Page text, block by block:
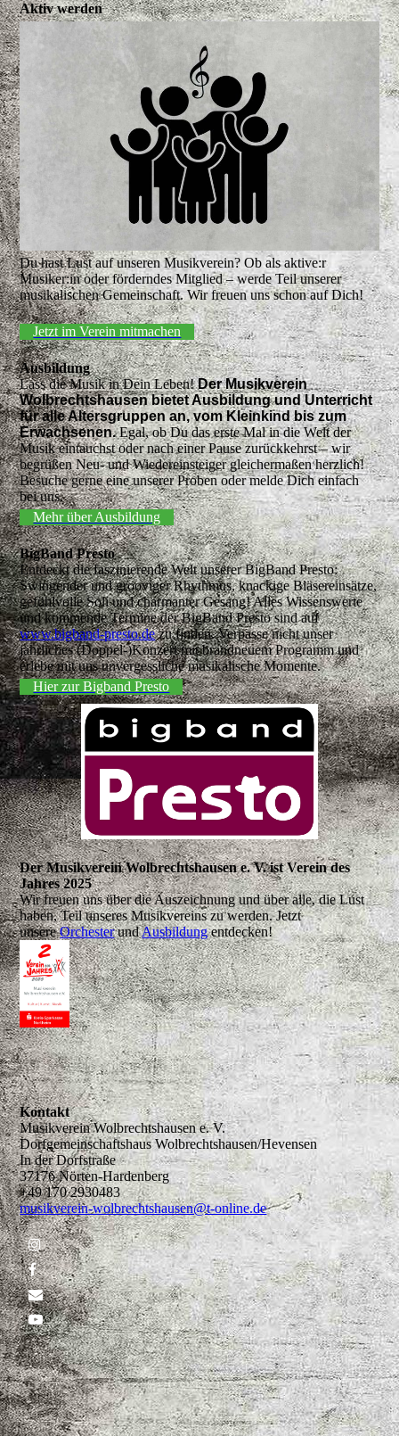
Aktiv werden
Du hast Lust auf unseren Musikverein? Ob als aktive:r
Musiker:in oder förderndes Mitglied – werde Teil unserer
musikalischen Gemeinschaft. Wir freuen uns schon auf Dich!
Jetzt im Verein mitmachen
Ausbildung
Lass die Musik in Dein Leben!Der Musikverein
Wolbrechtshausen bietet Ausbildung und Unterricht
für alle Altersgruppen an, vom Kleinkind bis zum
Erwachsenen.Egal, ob Du das erste Mal in die Welt der
Musik eintauchst oder nach einer Pause zurückkehrst – wir
begrüßen Neu- und Wiedereinsteiger gleichermaßen herzlich!
Besuche gerne eine unserer Proben oder melde Dich einfach
bei uns.
Mehr über Ausbildung
BigBand Presto
Entdeckt die faszinierende Welt unserer BigBand Presto:
Swingender und grooviger Rhythmus, knackige Bläsereinsätze,
gefühlvolle Soli und charmanter Gesang! Alles Wissenswerte
und kommende Termine der BigBand Presto sind auf
www.bigband-presto.dezu finden. Verpasse nicht unser
jährliches (Doppel-)Konzert mit brandneuem Programm und
erlebe mit uns unvergessliche musikalische Momente.
Hier zur Bigband Presto
Der Musikverein Wolbrechtshausen e. V. ist Verein des
Jahres 2025
Wir freuen uns über die Auszeichnung und über alle, die Lust
haben, Teil unseres Musikvereins zu werden. Jetzt
unsereOrchesterundAusbildungentdecken!
Kontakt
Musikverein Wolbrechtshausen e. V.
Dorfgemeinschaftshaus Wolbrechtshausen/Hevensen
In der Dorfstraße
37176 Nörten-Hardenberg
+49 170 2930483
musikverein-wolbrechtshausen@t-online.de